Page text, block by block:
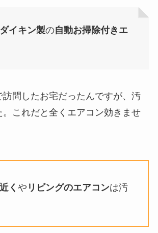
ダイキン製の自動お掃除付きエ
訪問したお宅だったんですが、汚
これだと全くエアコン効きませ
く や リビングのエアコンは汚